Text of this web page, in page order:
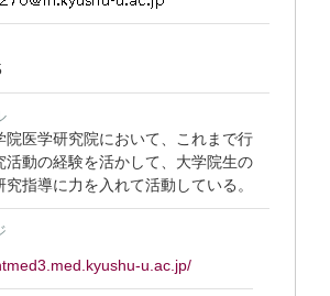
院医学研究院において、これまで行
活動の経験を活かして、大学院生の
指導に力を入れて活動している。
u.ac.jp/